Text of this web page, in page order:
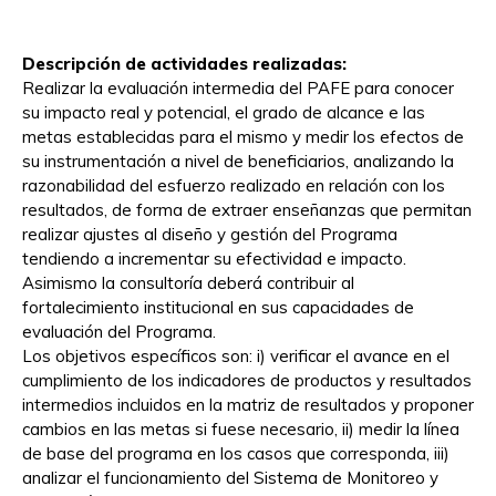
Descripción de actividades realizadas:
Realizar la evaluación intermedia del PAFE para conocer
su impacto real y potencial, el grado de alcance e las
metas establecidas para el mismo y medir los efectos de
su instrumentación a nivel de beneficiarios, analizando la
razonabilidad del esfuerzo realizado en relación con los
resultados, de forma de extraer enseñanzas que permitan
realizar ajustes al diseño y gestión del Programa
tendiendo a incrementar su efectividad e impacto.
Asimismo la consultoría deberá contribuir al
fortalecimiento institucional en sus capacidades de
evaluación del Programa.
Los objetivos específicos son: i) verificar el avance en el
cumplimiento de los indicadores de productos y resultados
intermedios incluidos en la matriz de resultados y proponer
cambios en las metas si fuese necesario, ii) medir la línea
de base del programa en los casos que corresponda, iii)
analizar el funcionamiento del Sistema de Monitoreo y